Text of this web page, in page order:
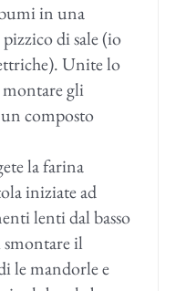
in una
di sale (io
Unite lo
gli
composto
la farina
iniziate ad
lenti dal basso
smontare il
le mandorle e